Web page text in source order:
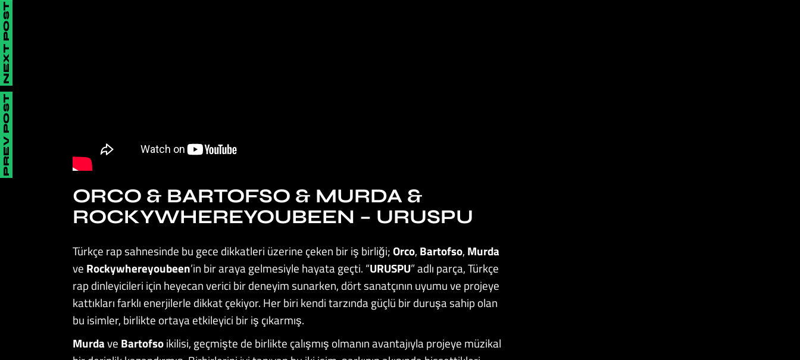
ORCO & BARTOFSO & MURDA &
ROCKYWHEREYOUBEEN – URUSPU
Türkçe rap sahnesinde bu gece dikkatleri üzerine çeken bir iş birliği;Orco, Bartofso, Murda
ve Rockywhereyoubeen’in bir araya gelmesiyle hayata geçti. “URUSPU” adlı parça, Türkçe
rap dinleyicileri için heyecan verici bir deneyim sunarken, dört sanatçının uyumu ve projeye
kattıkları farklı enerjilerle dikkat çekiyor. Her biri kendi tarzında güçlü bir duruşa sahip olan
bu isimler, birlikte ortaya etkileyici bir iş çıkarmış.
Murdave Bartofsoikilisi, geçmişte de birlikte çalışmış olmanın avantajıyla projeye müzikal
PREV POST
NEXT POST